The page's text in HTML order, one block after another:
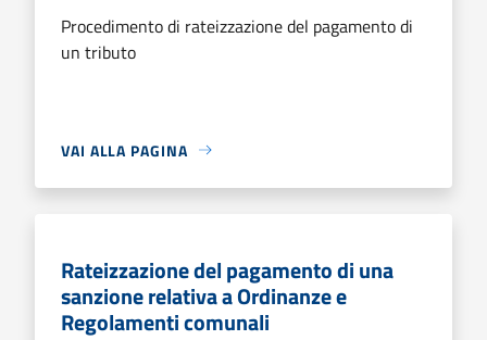
Procedimento di rateizzazione del pagamento di
un tributo
VAI ALLA PAGINA
Rateizzazione del pagamento di una
sanzione relativa a Ordinanze e
Regolamenti comunali